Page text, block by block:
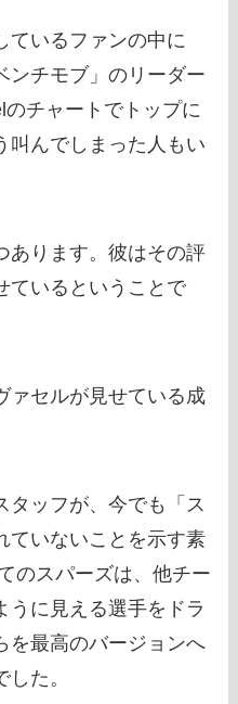
ているファンの中に
ンチモブ」のリーダー
チャートでトップに
叫んでしまった人もい
あります。彼はその評
ているということで
ァセルが見せている成
タッフが、今でも「ス
ていないことを示す素
のスパーズは、他チー
うに見える選手をドラ
を最高のバージョンへ
た。